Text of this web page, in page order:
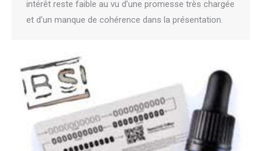
intérêt reste faible au vu d’une promesse très chargée
et d’un manque de cohérence dans la présentation.